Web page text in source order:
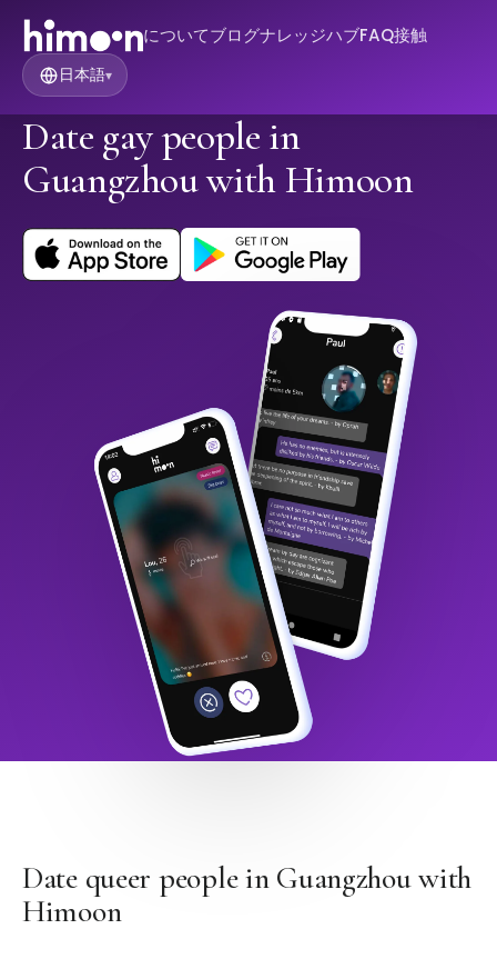
についてブログナレッジハブFAQ接触
日本語▾
Date gay people in
Guangzhou with Himoon
Date queer people in Guangzhou with
Himoon